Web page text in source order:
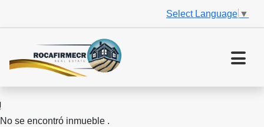
Select Language ▼
No se encontró inmueble .